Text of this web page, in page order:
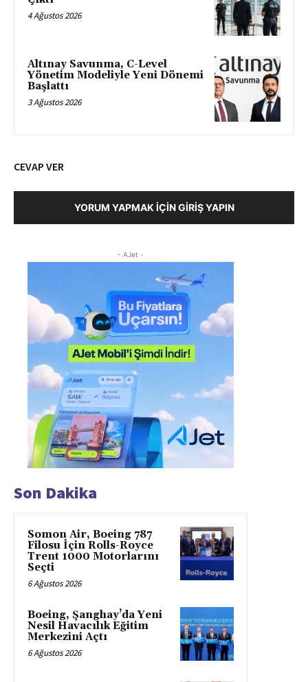
4 Ağustos 2026
Altınay Savunma, C-Level
Yönetim Modeliyle Yeni Dönemi
Başlattı
3 Ağustos 2026
CEVAP VER
YORUM YAPMAK İÇIN GIRIŞ YAPIN
- AJet -
Son Dakika
Somon Air, Boeing 787
Filosu İçin Rolls-Royce
Trent 1000 Motorlarını
Seçti
6 Ağustos 2026
Boeing, Şanghay’da Yeni
Nesil Havacılık Eğitim
Merkezini Açtı
6 Ağustos 2026